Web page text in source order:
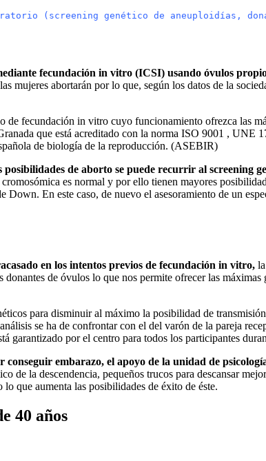
(screening genético de
fecundación in vitro (ICSI) usando óvulos
mujeres abortarán por lo que, según los datos de la
de fecundación in vitro cuyo funcionamiento ofrezca las
que está acreditado con la norma ISO 9001 , UNE
de biología de la reproducción. (ASEBIR)
de aborto se puede recurrir al screening
es normal y por ello tienen mayores
Down. En este caso, de nuevo el asesoramiento de un
en los intentos previos de fecundación in vitro,
de óvulos lo que nos permite ofrecer las
para disminuir al máximo la posibilidad de
se ha de confrontar con el del varón de la pareja
garantizado por el centro para todos los participantes
embarazo, el apoyo de la unidad de
de la descendencia, pequeños trucos para descansar
que aumenta las posibilidades de éxito de éste.
40 años